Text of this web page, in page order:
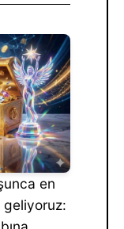
en
geliyoruz: